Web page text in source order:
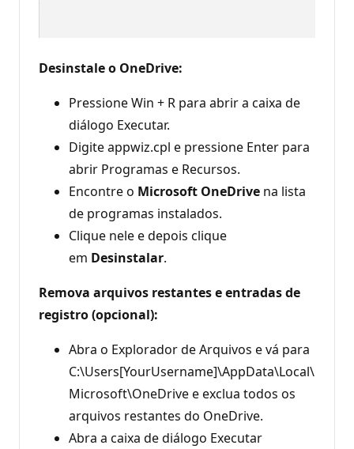
Desinstale o OneDrive:
Pressione Win + R para abrir a caixa de
diálogo Executar.
Digite appwiz.cpl e pressione Enter para
abrir Programas e Recursos.
Encontre o Microsoft OneDrive na lista
de programas instalados.
Clique nele e depois clique
em Desinstalar.
Remova arquivos restantes e entradas de
registro (opcional):
Abra o Explorador de Arquivos e vá para
C:\Users[YourUsername]\AppData\Local\
Microsoft\OneDrive e exclua todos os
arquivos restantes do OneDrive.
Abra a caixa de diálogo Executar